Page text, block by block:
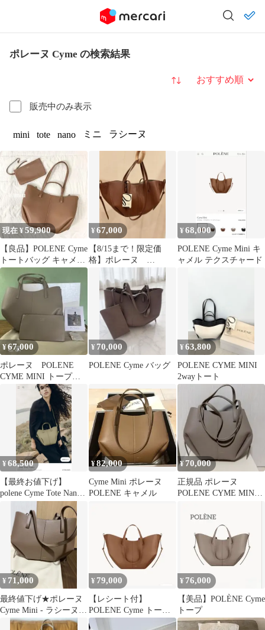
ポレーヌ Cyme の検索結果
販売中のみ表示
並び替え
mini tote nano ミニ ラシーヌ
現在 ¥59,900
【良品】POLENE Cyme
トートバッグ キャメル
ブラウン レザー ポーチ
¥67,000
【8/15まで！限定価
格】ポレーヌ
¥68,000
POLENE Cyme Mini キ
ャメル テクスチャード
¥67,000
ポレーヌ POLENE
CYME MINI トープ
テクスチャード
¥ 70,000
POLENE Cyme バッグ
¥63,800
POLENE CYME MINI
2wayトート
¥68,500
【最終お値下げ】
polene Cyme Tote Nano
¥82,000
Cyme Mini ポレーヌ
POLENE キャメル
¥ 70,000
正規品 ポレーヌ
POLENE CYME MINI
¥ 71,000
最終値下げ★ポレーヌ
Cyme Mini - ラシーヌ
テクスチャード
¥ 79,000
【レシート付】
POLENE Cyme トート
キャメル
¥ 76,000
【美品】POLÈNE Cyme
トープ